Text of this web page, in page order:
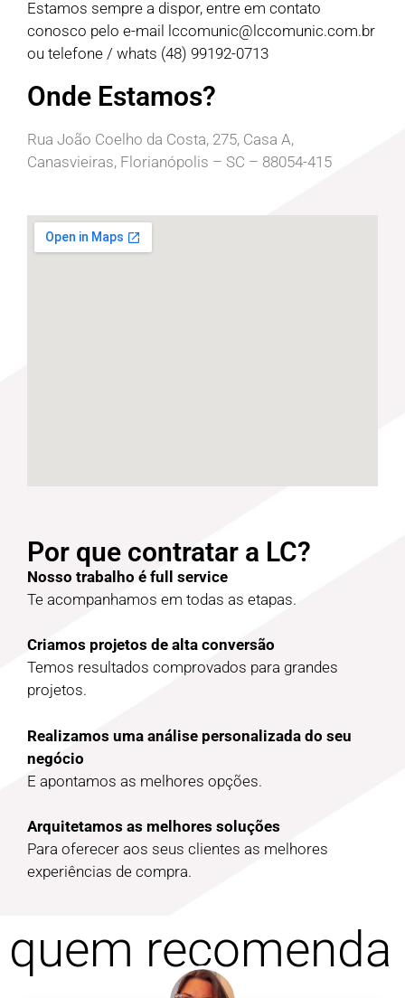
Estamos sempre a dispor, entre em contato
conosco pelo e-mail
lccomunic@lccomunic.com.br
ou telefone / whats (48) 99192-0713
Onde Estamos?
Rua João Coelho da Costa, 275, Casa A,
Canasvieiras, Florianópolis – SC – 88054-415
Por que contratar a LC?
Nosso trabalho é full service
Te acompanhamos em todas as etapas.
Criamos projetos de alta conversão
Temos resultados comprovados para grandes
projetos.
Realizamos uma análise personalizada do seu
negócio
E apontamos as melhores opções.
Arquitetamos as melhores soluções
Para oferecer aos seus clientes as melhores
experiências de compra.
quem recomenda